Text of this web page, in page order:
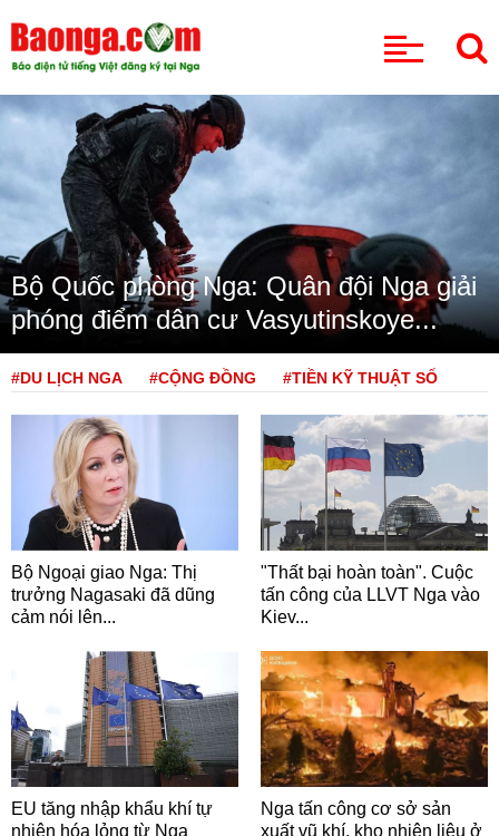
Bộ Quốc phòng Nga: Quân đội Nga giải
phóng điểm dân cư Vasyutinskoye...
#DU LỊCH NGA #CỘNG ĐỒNG #TIỀN KỸ THUẬT SỐ
Bộ Ngoại giao Nga: Thị
trưởng Nagasaki đã dũng
cảm nói lên...
"Thất bại hoàn toàn". Cuộc
tấn công của LLVT Nga vào
Kiev...
EU tăng nhập khẩu khí tự
nhiên hóa lỏng từ Nga
Nga tấn công cơ sở sản
xuất vũ khí, kho nhiên liệu ở